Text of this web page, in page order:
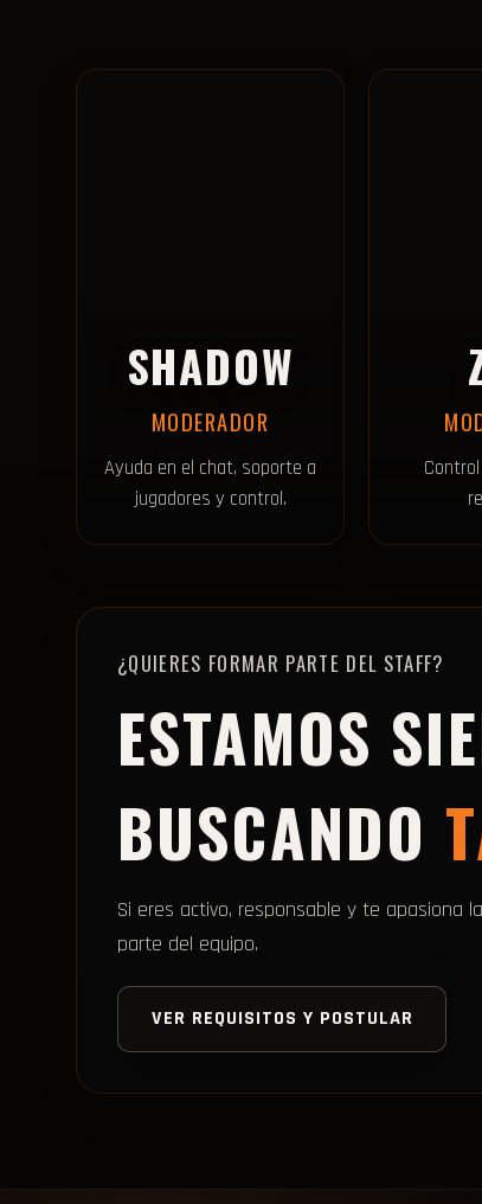
SHADOW
MODERADOR
Ayuda en el chat, soporte a
jugadores y control.
¿QUIERES FORMAR PARTE DEL STAFF?
ESTAMOS
BUSCANDO
Si eres activo, responsable y te apasiona
parte del equipo.
VER REQUISITOS Y POSTULAR